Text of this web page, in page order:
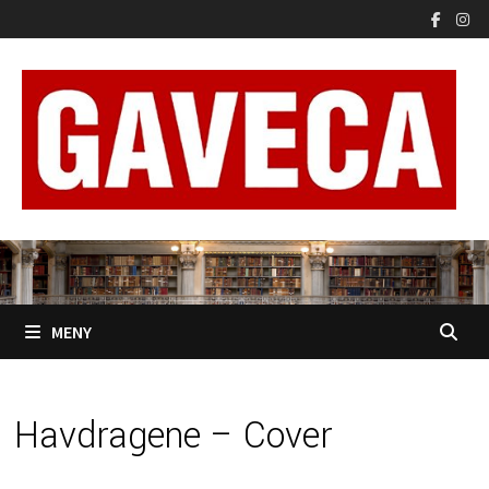
til
innhold
MENY
Havdragene – Cover